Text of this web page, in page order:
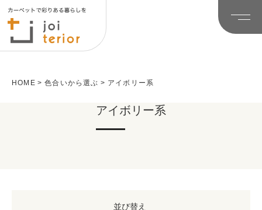
HOME 色合いから選ぶ アイボリー系
アイボリー系
並び替え